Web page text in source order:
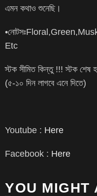
এমন কথাও শুনেছি।
Etc
স্টক সীমিত কিন্তু !!! স্টক শেষ
(৫-১০ দিন লাগবে এনে দিতে)
Youtube : Here
Facebook : Here
YOU MIGHT